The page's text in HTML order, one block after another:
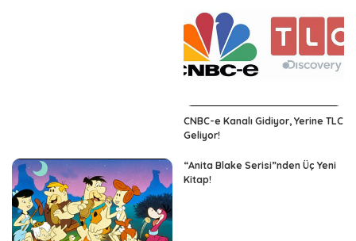
CNBC-e Kanalı Gidiyor, Yerine TLC
Geliyor!
“Anita Blake Serisi”nden Üç Yeni
Kitap!